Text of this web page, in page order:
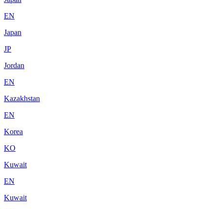
EN
Japan
JP
Jordan
EN
Kazakhstan
EN
Korea
KO
Kuwait
EN
Kuwait